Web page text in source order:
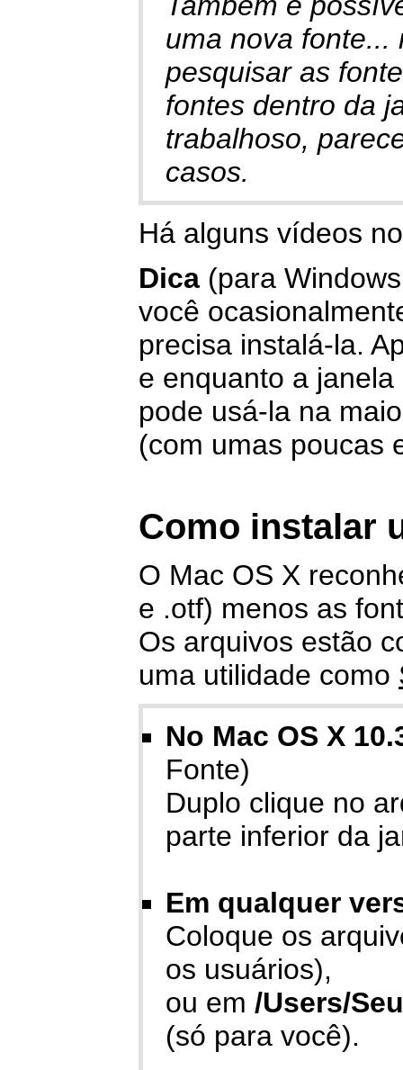
uma nova fonte...
pesquisar as
fontes dentro da
trabalhoso,
casos.
Há alguns vídeos
Dica (para
você
precisa instalá-la.
e enquanto a
pode usá-la na
(com umas poucas
Como instalar
O Mac OS X
e .otf) menos as
Os arquivos estão
uma utilidade como
No Mac OS X
Fonte)
Duplo clique no
parte inferior da
Em qualquer
Coloque os
os usuários),
ou em /Users/
(só para você).